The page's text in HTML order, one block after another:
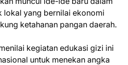
lokal yang bernilai ekonomi
ketahanan pangan daerah.
kegiatan edukasi gizi ini
untuk menekan angka